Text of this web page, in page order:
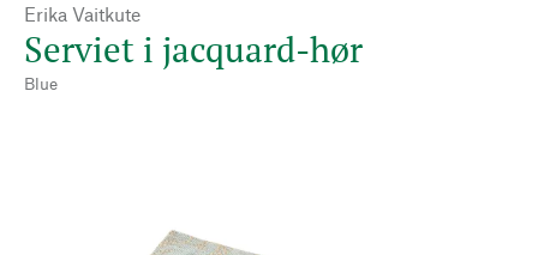
Erika Vaitkute
Serviet i jacquard-hør
Blue